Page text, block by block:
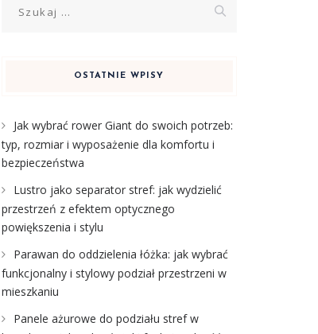
OSTATNIE WPISY
Jak wybrać rower Giant do swoich potrzeb:
typ, rozmiar i wyposażenie dla komfortu i
bezpieczeństwa
Lustro jako separator stref: jak wydzielić
przestrzeń z efektem optycznego
powiększenia i stylu
Parawan do oddzielenia łóżka: jak wybrać
funkcjonalny i stylowy podział przestrzeni w
mieszkaniu
Panele ażurowe do podziału stref w